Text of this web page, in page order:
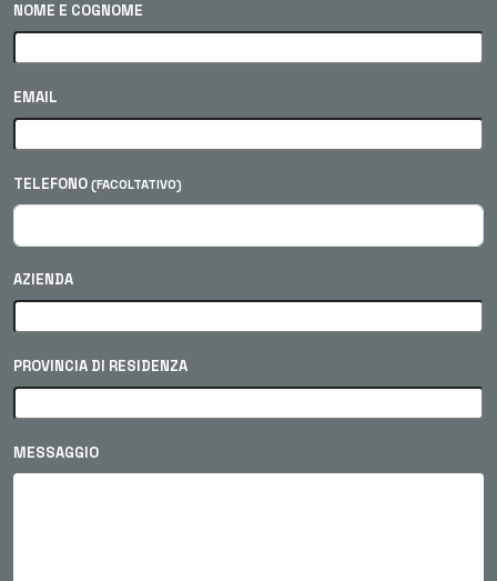
NOME E COGNOME
EMAIL
TELEFONO (FACOLTATIVO)
AZIENDA
PROVINCIA DI RESIDENZA
MESSAGGIO